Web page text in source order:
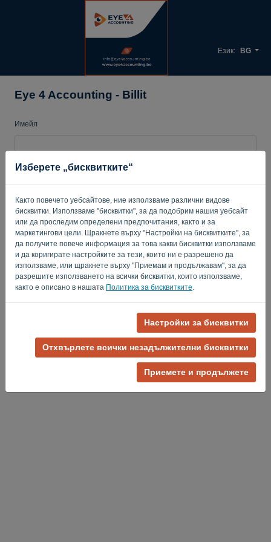
Изберете „бисквитките“
Както повечето уебсайтове, ние използваме различни видове
бисквитки. Използваме "бисквитки", за да подобрим нашия уебсайт
или да проследим определени предпочитания, както и за
маркетингови цели. Щракнете върху "Настройки на бисквитките", за
да получите повече информация за това какви бисквитки използваме
и да коригирате настройките за тези, които ни е разрешено да
използваме, или щракнете върху "Приемам и продължавам", за да
разрешите използването на всички бисквитки, които използваме,
както е описано в нашата Политика за бисквитките
Настройки за бисквитки
Отхвърлете всички незадължителни бисквитки
Приемете и продължете
Език: BG
Eye 4 Accounting - Billit
Имейл
Парола
Запомни ме Забравена парола?
ВЛИЗАНЕ
Политика за поверителност-Общи условия